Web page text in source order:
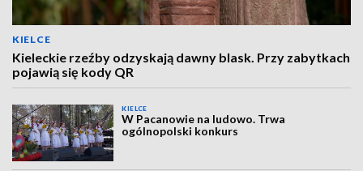
KIELCE
Kieleckie rzeźby odzyskają dawny blask. Przy zabytkach
pojawią się kody QR
KIELCE
W Pacanowie na ludowo. Trwa
ogólnopolski konkurs